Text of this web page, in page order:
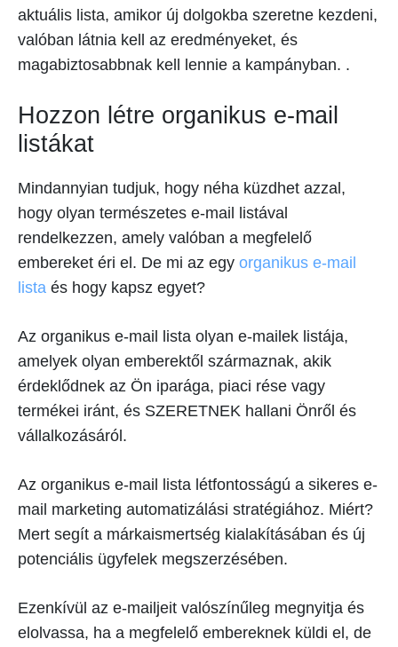
aktuális lista, amikor új dolgokba szeretne kezdeni,
valóban látnia kell az eredményeket, és
magabiztosabbnak kell lennie a kampányban. .
Hozzon létre organikus e-mail
listákat
Mindannyian tudjuk, hogy néha küzdhet azzal,
hogy olyan természetes e-mail listával
rendelkezzen, amely valóban a megfelelő
embereket éri el. De mi az egy organikus e-mail
lista és hogy kapsz egyet?
Az organikus e-mail lista olyan e-mailek listája,
amelyek olyan emberektől származnak, akik
érdeklődnek az Ön iparága, piaci rése vagy
termékei iránt, és SZERETNEK hallani Önről és
vállalkozásáról.
Az organikus e-mail lista létfontosságú a sikeres e-
mail marketing automatizálási stratégiához. Miért?
Mert segít a márkaismertség kialakításában és új
potenciális ügyfelek megszerzésében.
Ezenkívül az e-mailjeit valószínűleg megnyitja és
elolvassa, ha a megfelelő embereknek küldi el, de